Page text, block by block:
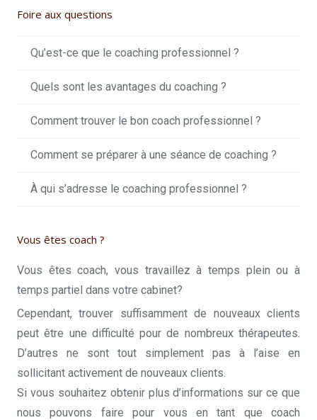
Foire aux questions
Qu’est-ce que le coaching professionnel ?
Quels sont les avantages du coaching ?
Comment trouver le bon coach professionnel ?
Comment se préparer à une séance de coaching ?
À qui s’adresse le coaching professionnel ?
Vous êtes coach ?
Vous êtes coach, vous travaillez à temps plein ou à
temps partiel dans votre cabinet?
Cependant, trouver suffisamment de nouveaux clients
peut être une difficulté pour de nombreux thérapeutes.
D’autres ne sont tout simplement pas à l’aise en
sollicitant activement de nouveaux clients.
Si vous souhaitez obtenir plus d’informations sur ce que
nous pouvons faire pour vous en tant que coach